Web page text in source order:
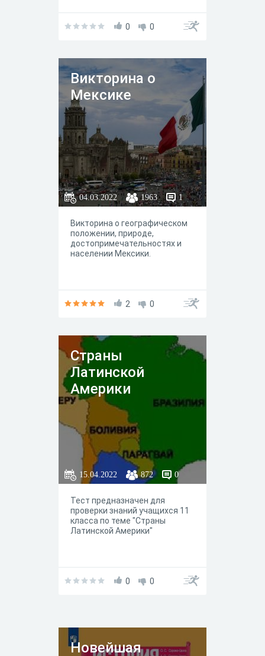
0 0
Викторина о
Мексике
04.03.2022 1963 1
Викторина о географическом
положении, природе,
достопримечательностях и
населении Мексики.
2 0
Страны
Латинской
Америки
15.04.2022 872 0
Тест предназначен для
проверки знаний учащихся 11
класса по теме "Страны
Латинской Америки"
0 0
Новейшая